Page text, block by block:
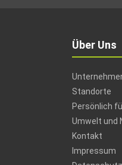
Über Uns
Standorte
Persönlich
Umwelt und
Kontakt
Impressum